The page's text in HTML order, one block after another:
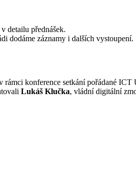
detailu přednášek.
dodáme záznamy i dalších vystoupení.
konference setkání pořádané ICT
Lukáš Klučka, vládní digitální